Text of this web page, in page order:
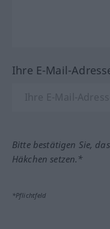
Ihre E-Mail-
Bitte bestätigen Sie,
Häkchen setzen.*
*Pflichtfeld